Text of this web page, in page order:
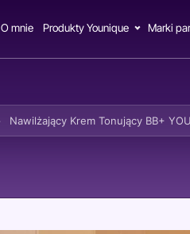
O mnie Produkty Younique Marki
Nawilżający Krem Tonujący BB+